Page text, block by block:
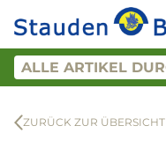
ZURÜCK ZUR ÜBERSICHT